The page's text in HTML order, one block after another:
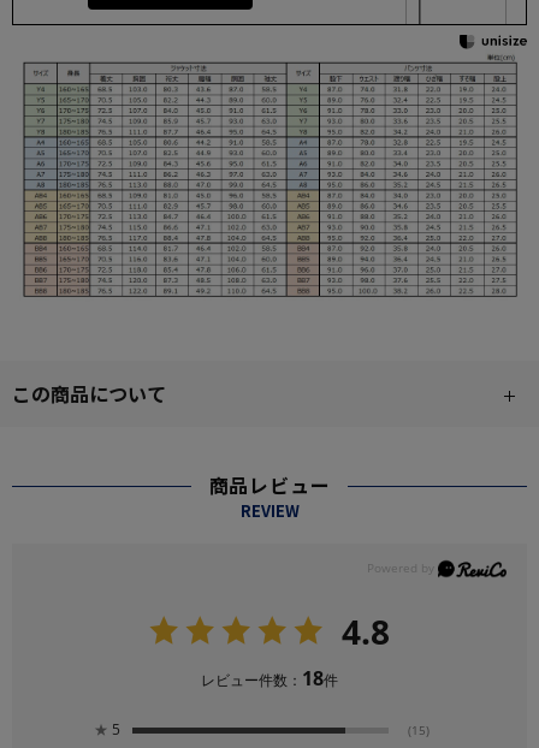
この商品について
商品レビュー
REVIEW
4.8
レビュー件数： 18件
★ 5 (15)